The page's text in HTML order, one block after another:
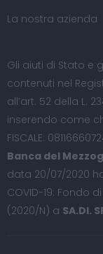
La nostra azienda
Gli aiuti di Stato e
contenuti nel
all’art. 52 della L.
inserendo come
FISCALE:
Banca del
data 20/07/2020
COVID-19: Fondo
(2020/N) a SA.DI.